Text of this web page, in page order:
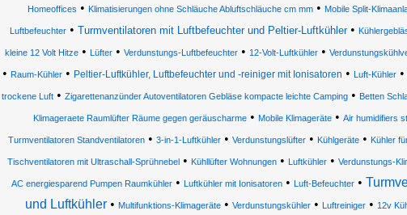
Homeoffices • Klimatisierungen ohne Schläuche Abluftschläuche cm mm • Mobile Split-
Luftbefeuchter • Turmventilatoren mit Luftbefeuchter und Peltier-Luftkühler•
kleine 12 Volt Hitze • Lüfter • Verdunstungs-Luftbefeuchter • 12-Volt-Luftkühler •
• Raum-Kühler • Peltier-Luftkühler, Luftbefeuchter und -reiniger mit Ionisatoren • Luft-Kühler •
trockene Luft • Zigarettenanzünder Autoventilatoren Gebläse kompacte leichte Camping • Betten
Klimageraete Raumlüfter Räume gegen geräuscharme • Mobile Klimageräte • Air humidifiers
Turmventilatoren Standventilatoren • 3-in-1-Luftkühler • Verdunstungslüfter • Kühlgeräte • Kühler
Tischventilatoren mit Ultraschall-Sprühnebel• Kühllüfter Wohnungen• Luftkühler• Verdunstungs-
AC energiesparend Pumpen Raumkühler• Luftkühler mit Ionisatoren• Luft-Befeuchter•
und Luftkühler • Multifunktions-Klimageräte • Verdunstungskühler • Luftreiniger • 12v